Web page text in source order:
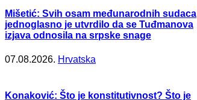
Mišetić: Svih osam međunarodnih sudaca
jednoglasno je utvrdilo da se Tuđmanova
izjava odnosila na srpske snage
07.08.2026. Hrvatska
Konaković: Što je konstitutivnost? Što je